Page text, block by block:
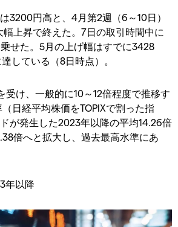
3200円高と、4月第2週（6～10日）
上昇で終えた。7日の取引時間中に
せた。5月の上げ幅はすでに3428
している（8日時点）。
受け、一般的に10～12倍程度で推移す
日経平均株価をTOPIXで割った指
が発生した2023年以降の平均14.26倍
倍へと拡大し、過去最高水準にあ
年以降